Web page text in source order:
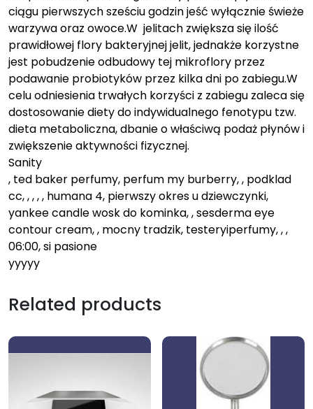
ciągu pierwszych sześciu godzin jeść wyłącznie świeże
warzywa oraz owoce.W jelitach zwiększa się ilość
prawidłowej flory bakteryjnej jelit, jednakże korzystne
jest pobudzenie odbudowy tej mikroflory przez
podawanie probiotyków przez kilka dni po zabiegu.W
celu odniesienia trwałych korzyści z zabiegu zaleca się
dostosowanie diety do indywidualnego fenotypu tzw.
dieta metaboliczna, dbanie o właściwą podaż płynów i
zwiększenie aktywności fizycznej.
Sanity
, ted baker perfumy, perfum my burberry, , podklad
cc, , , , , humana 4, pierwszy okres u dziewczynki,
yankee candle wosk do kominka, , sesderma eye
contour cream, , mocny tradzik, testeryiperfumy, , ,
06:00, si pasione
yyyyy
Related products